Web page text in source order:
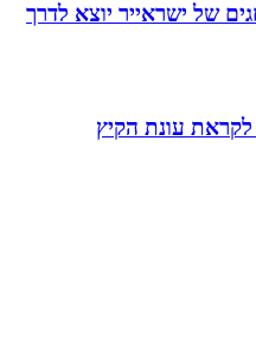
של ישראייר יוצא לדרך
לקראת עונת הקיץ